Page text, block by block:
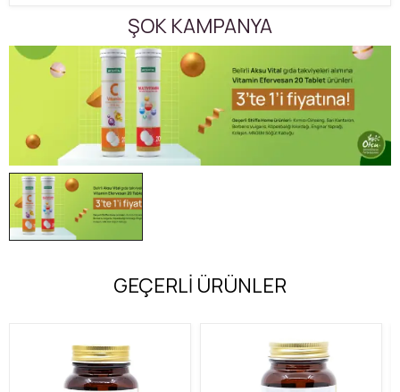
ŞOK KAMPANYA
GEÇERLİ ÜRÜNLER